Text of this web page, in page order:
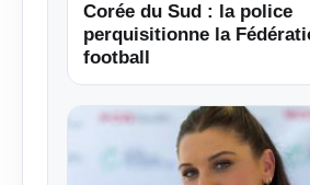
Corée du Sud : la police
perquisitionne la
football